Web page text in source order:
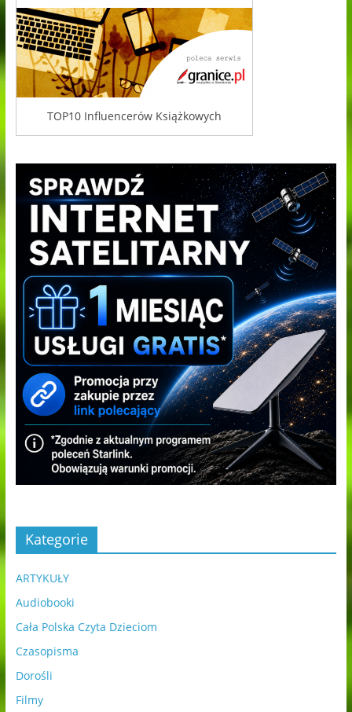
TOP10 Influencerów Książkowych
Kategorie
ARTYKUŁY
Audiobooki
Cała Polska Czyta Dzieciom
Czasopisma
Dorośli
Filmy